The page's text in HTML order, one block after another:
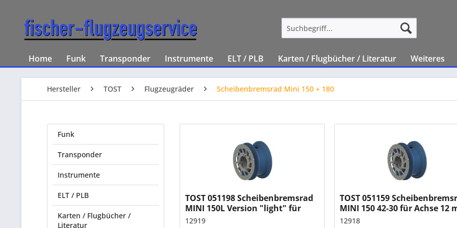
Home Funk Transponder Instrumente ELT / PLB Karten / Flugbücher / Literatur Weiteres
Hersteller TOST Flugzeugräder Scheibenbremsrad Mini 150 + 180
Funk
Transponder
Instrumente
ELT / PLB
Karten / Flugbücher /
Literatur
TOST 051198 Scheibenbremsrad
MINI 150L Version "light" für
Achse 12 mm, Reifen 150x30
12919
TOST 051159
MINI 150 42-30 für Achse 12
Reifen 150x30
12918